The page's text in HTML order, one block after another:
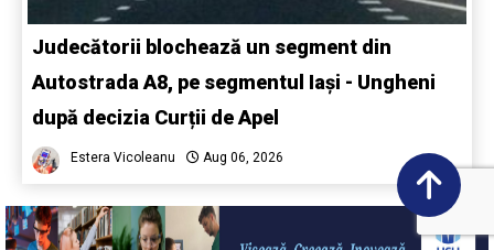
Judecătorii blochează un segment din
Autostrada A8, pe segmentul Iași - Ungheni
după decizia Curții de Apel
Estera Vicoleanu Aug 06, 2026